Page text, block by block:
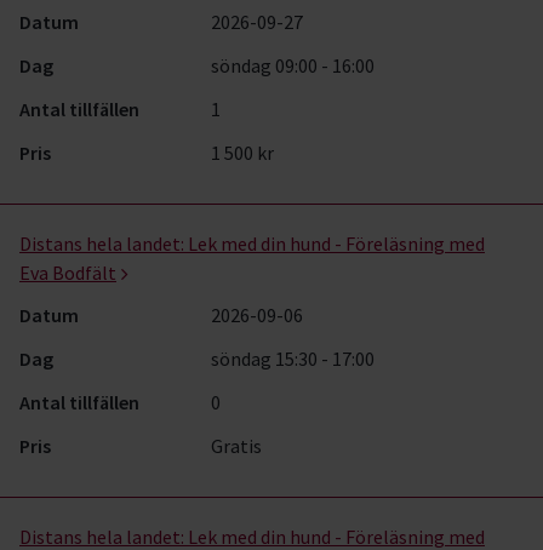
Datum
2026-09-27
Dag
söndag 09:00 - 16:00
Antal tillfällen
1
Pris
1 500 kr
Distans hela landet: Lek med din hund - Föreläsning med
Eva Bodfält
Datum
2026-09-06
Dag
söndag 15:30 - 17:00
Antal tillfällen
0
Pris
Gratis
Distans hela landet: Lek med din hund - Föreläsning med